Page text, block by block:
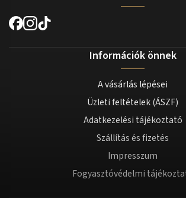
Információk önnek
A vásárlás lépései
Üzleti feltételek (ÁSZF)
Adatkezelési tájékoztató
Szállítás és fizetés
Impresszum
Fogyasztóvédelmi